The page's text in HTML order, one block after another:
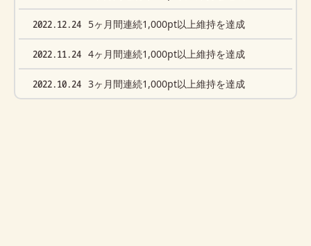
2022.12.24 5ヶ月間連続1,000pt以上維持を達成
2022.11.24 4ヶ月間連続1,000pt以上維持を達成
2022.10.24 3ヶ月間連続1,000pt以上維持を達成